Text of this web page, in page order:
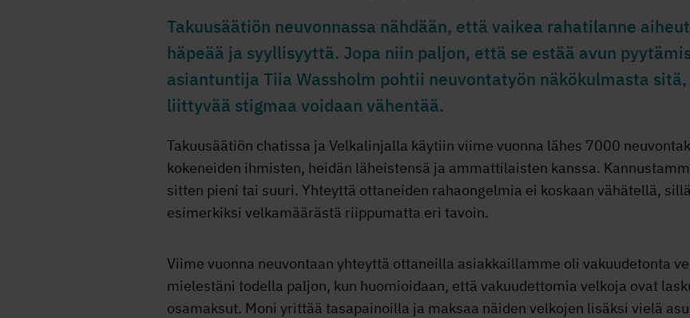
Takuusäätiön neuvonnassa nähdään, että vaikea rahatilanne
häpeää ja syyllisyyttä. Jopa niin paljon, että se estää avun
asiantuntija Tiia Wassholm pohtii neuvontatyön näkökulmasta
liittyvää stigmaa voidaan vähentää.
Takuusäätiön chatissa ja Velkalinjalla käytiin viime vuonna lähes 7000
kokeneiden ihmisten, heidän läheistensä ja ammattilaisten kanssa.
sitten pieni tai suuri. Yhteyttä ottaneiden rahaongelmia ei koskaan vähätellä,
esimerkiksi velkamäärästä riippumatta eri tavoin.
Viime vuonna neuvontaan yhteyttä ottaneilla asiakkaillamme oli vakuudetonta
mielestäni todella paljon, kun huomioidaan, että vakuudettomia velkoja ovat
osamaksut. Moni yrittää tasapainoilla ja maksaa näiden velkojen lisäksi vielä